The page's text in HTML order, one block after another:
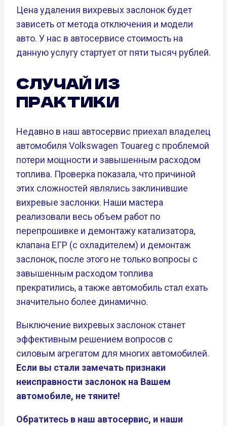
Цена удаления вихревых заслонок будет
зависеть от метода отключения и модели
авто. У нас в автосервисе стоимость на
данную услугу стартует от пяти тысяч рублей.
СЛУЧАЙ ИЗ
ПРАКТИКИ
Недавно в наш автосервис приехал владелец
автомобиля Volkswagen Touareg с проблемой
потери мощности и завышенным расходом
топлива. Проверка показала, что причиной
этих сложностей являлись заклинившие
вихревые заслонки. Наши мастера
реализовали весь объем работ по
перепрошивке и демонтажу катализатора,
клапана ЕГР (с охладителем) и демонтаж
заслонок, после этого не только вопросы с
завышенным расходом топлива
прекратились, а также автомобиль стал ехать
значительно более динамично.
Выключение вихревых заслонок станет
эффективным решением вопросов с
силовым агрегатом для многих автомобилей.
Если вы стали замечать признаки
неисправности заслонок на Вашем
автомобиле, не тяните!
Обратитесь в наш автосервис, и наши